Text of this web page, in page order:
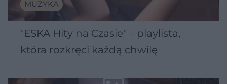
MUZYKA
"ESKA Hity na Czasie" – playlista,
która rozkręci każdą chwilę